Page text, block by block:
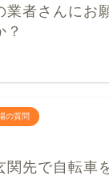
業者さんにお
？
の質問
関先で自転車